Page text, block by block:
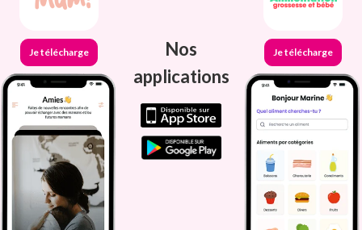
Je télécharge
Nos
applications
Je télécharge